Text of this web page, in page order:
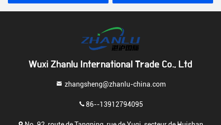
Wuxi Zhanlu International Trade Co., Ltd
zhangsheng@zhanlu-china.com
86--13912794095